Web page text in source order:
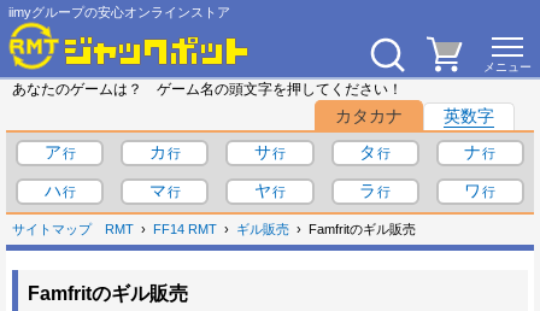
iimyグループの安心オンラインストア
あなたのゲームは？ ゲーム名の頭文字を押してください！
カタカナ
英数字
ア
カ サ タ
ナ
ハ
マ ヤ ラ ワ
サイトマップ RMT FF14 RMT ギル販売 Famfritのギル販売
Famfritのギル販売